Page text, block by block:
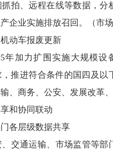
拍、远程在线等数据，
企业实施排放召回。（市
动车报废更新
加力扩围实施大规模设
，推进符合条件的国四及
、商务、公安、发展改革
和协同联动
各层级数据共享
通运输、市场监管等部